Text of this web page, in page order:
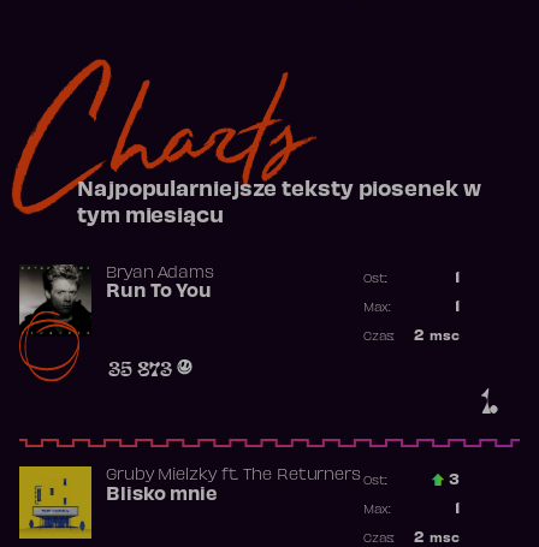
Charts
Najpopularniejsze teksty piosenek w
tym miesiącu
1.
Bryan Adams
Run To You
35 873
Ost.:
Max:
2 msc
Czas:
Gruby Mielzkyft. The Returners
Blisko mnie
Ost.: 3
Max:
2 msc
Czas: